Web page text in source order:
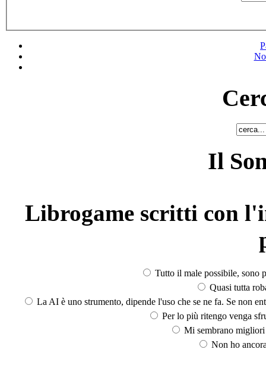
Il
Librogame scritti con
Tutto il male possibile, sono
Quasi tutta
La AI è uno strumento, dipende l'uso che se ne fa. Se non
Per lo più ritengo venga
Mi sembrano
Non ho